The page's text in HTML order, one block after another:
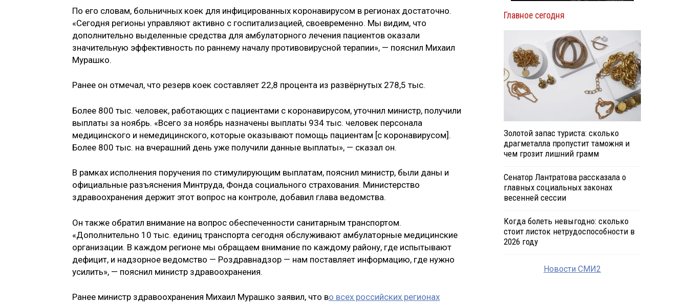
По его словам, больничных коек для инфицированных коронавирусом в регионах достаточно.
«Сегодня регионы управляют активно с госпитализацией, своевременно. Мы видим, что
дополнительно выделенные средства для амбулаторного лечения пациентов оказали
значительную эффективность по раннему началу противовирусной терапии», — пояснил Михаил
Мурашко.
Ранее он отмечал, что резерв коек составляет 22,8 процента из развёрнутых 278,5 тыс.
Более 800 тыс. человек, работающих с пациентами с коронавирусом, уточнил министр, получили
выплаты за ноябрь. «Всего за ноябрь назначены выплаты 934 тыс. человек персонала
медицинского и немедицинского, которые оказывают помощь пациентам [с коронавирусом].
Более 800 тыс. на вчерашний день уже получили данные выплаты», — сказал он.
В рамках исполнения поручения по стимулирующим выплатам, пояснил министр, были даны и
официальные разъяснения Минтруда, Фонда социального страхования. Министерство
здравоохранения держит этот вопрос на контроле, добавил глава ведомства.
Он также обратил внимание на вопрос обеспеченности санитарным транспортом.
«Дополнительно 10 тыс. единиц транспорта сегодня обслуживают амбулаторные медицинские
организации. В каждом регионе мы обращаем внимание по каждому району, где испытывают
дефицит, и надзорное ведомство — Роздравнадзор — нам поставляет информацию, где нужно
усилить», — пояснил министр здравоохранения.
Ранее министр здравоохранения Михаил Мурашко заявил, что во всех российских регионах
Главное сегодня
Золотой запас туриста: сколько
драгметалла пропустит таможня и
чем грозит лишний грамм
Сенатор Лантратова рассказала о
главных социальных законах
весенней сессии
Когда болеть невыгодно: сколько
стоит листок нетрудоспособности в
2026 году
Новости СМИ2